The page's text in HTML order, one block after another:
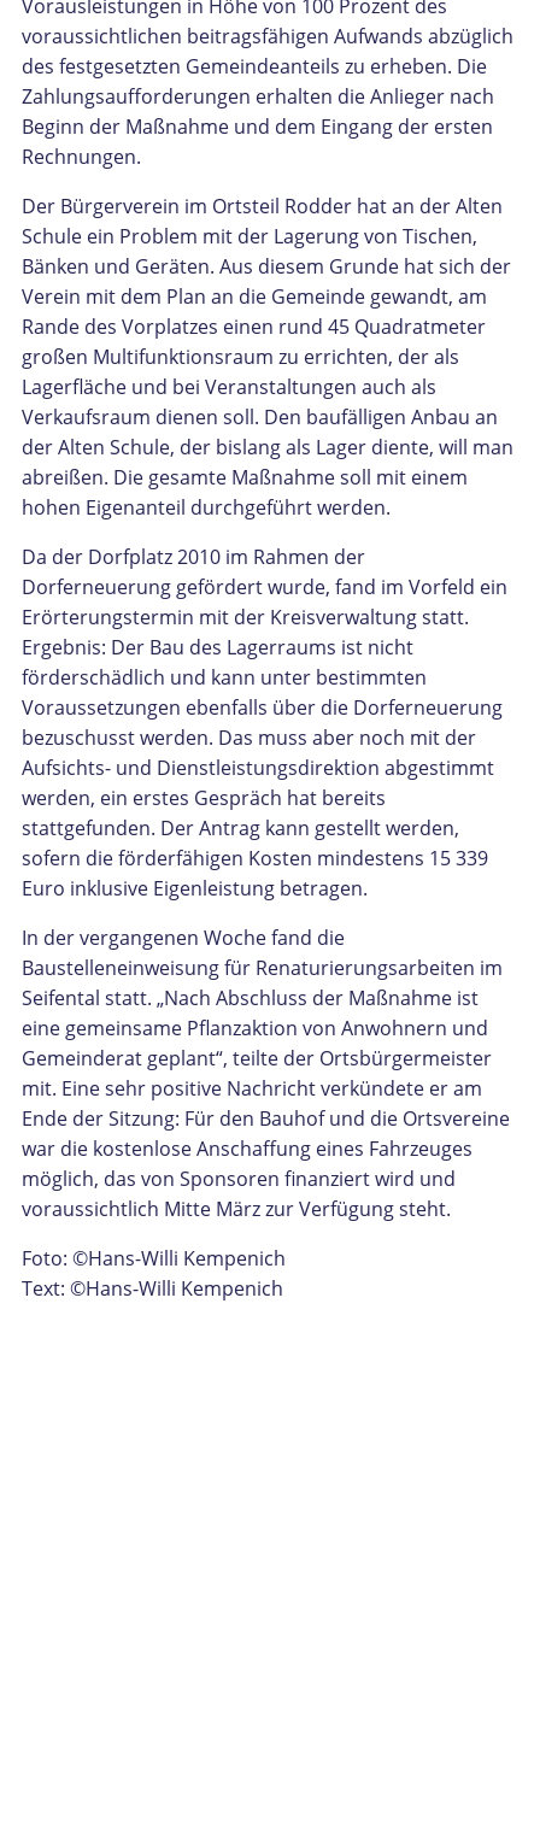
Vorausleistungen in Höhe von 100 Prozent des
voraussichtlichen beitragsfähigen Aufwands abzüglich
des festgesetzten Gemeindeanteils zu erheben. Die
Zahlungsaufforderungen erhalten die Anlieger nach
Beginn der Maßnahme und dem Eingang der ersten
Rechnungen.
Der Bürgerverein im Ortsteil Rodder hat an der Alten
Schule ein Problem mit der Lagerung von Tischen,
Bänken und Geräten. Aus diesem Grunde hat sich der
Verein mit dem Plan an die Gemeinde gewandt, am
Rande des Vorplatzes einen rund 45 Quadratmeter
großen Multifunktionsraum zu errichten, der als
Lagerfläche und bei Veranstaltungen auch als
Verkaufsraum dienen soll. Den baufälligen Anbau an
der Alten Schule, der bislang als Lager diente, will man
abreißen. Die gesamte Maßnahme soll mit einem
hohen Eigenanteil durchgeführt werden.
Da der Dorfplatz 2010 im Rahmen der
Dorferneuerung gefördert wurde, fand im Vorfeld ein
Erörterungstermin mit der Kreisverwaltung statt.
Ergebnis: Der Bau des Lagerraums ist nicht
förderschädlich und kann unter bestimmten
Voraussetzungen ebenfalls über die Dorferneuerung
bezuschusst werden. Das muss aber noch mit der
Aufsichts- und Dienstleistungsdirektion abgestimmt
werden, ein erstes Gespräch hat bereits
stattgefunden. Der Antrag kann gestellt werden,
sofern die förderfähigen Kosten mindestens 15 339
Euro inklusive Eigenleistung betragen.
In der vergangenen Woche fand die
Baustelleneinweisung für Renaturierungsarbeiten im
Seifental statt. „Nach Abschluss der Maßnahme ist
eine gemeinsame Pflanzaktion von Anwohnern und
Gemeinderat geplant“, teilte der Ortsbürgermeister
mit. Eine sehr positive Nachricht verkündete er am
Ende der Sitzung: Für den Bauhof und die Ortsvereine
war die kostenlose Anschaffung eines Fahrzeuges
möglich, das von Sponsoren finanziert wird und
voraussichtlich Mitte März zur Verfügung steht.
Foto: ©Hans-Willi Kempenich
Text: ©Hans-Willi Kempenich